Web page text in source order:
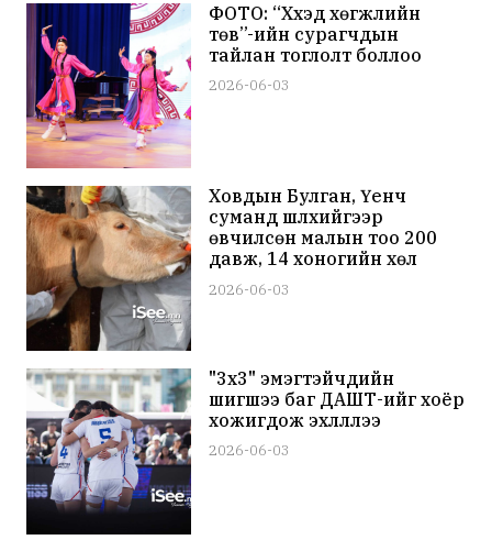
ФОТО: “Хүүхэд хөгжлийн
төв”-ийн сурагчдын
тайлан тоглолт боллоо
2026-06-03
Ховдын Булган, Үенч
суманд шүлхийгээр
өвчилсөн малын тоо 200
давж, 14 хоногийн хөл
хорио тогтоолоо
2026-06-03
"3x3" эмэгтэйчүүдийн
шигшээ баг ДАШТ-ийг хоёр
хожигдож эхлүүллээ
2026-06-03